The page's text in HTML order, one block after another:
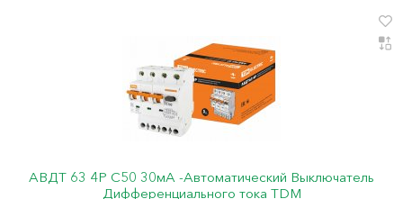
АВДТ 63 4Р С50 30мА -Автоматический Выключатель
Дифференциального тока TDM